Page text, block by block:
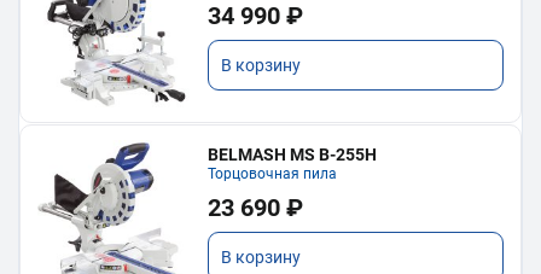
34 990 ₽
В корзину
BELMASH MS B-255H
Торцовочная пила
23 690 ₽
В корзину